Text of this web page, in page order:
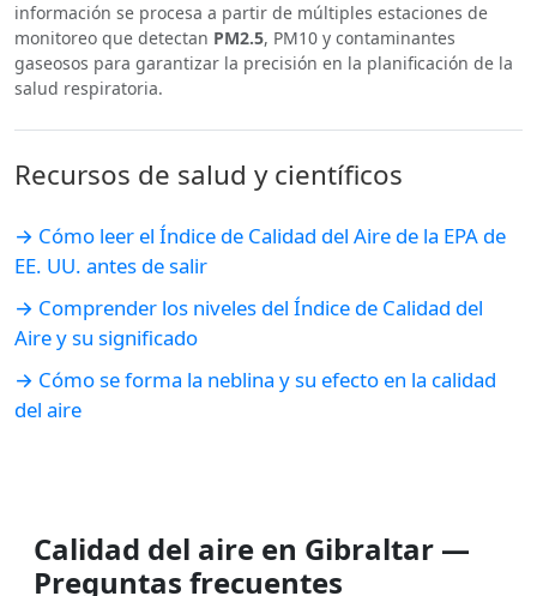
información se procesa a partir de múltiples estaciones de
monitoreo que detectan PM2.5, PM10 y contaminantes
gaseosos para garantizar la precisión en la planificación de la
salud respiratoria.
Recursos de salud y científicos
→ Cómo leer el Índice de Calidad del Aire de la EPA de
EE. UU. antes de salir
→ Comprender los niveles del Índice de Calidad del
Aire y su significado
→ Cómo se forma la neblina y su efecto en la calidad
del aire
Calidad del aire en Gibraltar —
Preguntas frecuentes